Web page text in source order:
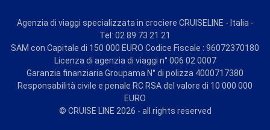
Agenzia di viaggi specializzata in crociere CRUISELINE - Italia -
Tel: 02 89 73 21 21
SAM con Capitale di 150 000 EURO Codice Fiscale : 96072370180
Licenza di agenzia di viaggi n° 006 02 0007
Garanzia finanziaria Groupama N° di polizza 4000717380
Responsabilità civile e penale RC RSA del valore di 10 000 000
EURO
© CRUISE LINE 2026 - all rights reserved